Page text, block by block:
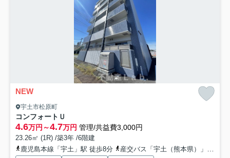
NEW
宇土市松原町
コンフォートＵ
4.6万円～4.7万円 管理/共益費3,000円
23.26㎡ (1R) /築3年 /6階建
鹿児島本線「宇土」駅 徒歩8分
産交バス「宇土（熊本県）」バス停下車 徒歩1分